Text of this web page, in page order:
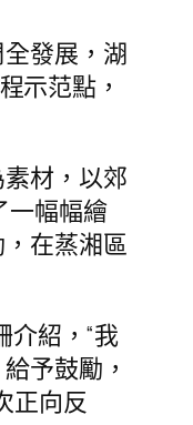
發展，湖
示范點，
材，以郊
一幅幅繪
在蒸湘區
介紹，“我
予鼓勵，
正向反